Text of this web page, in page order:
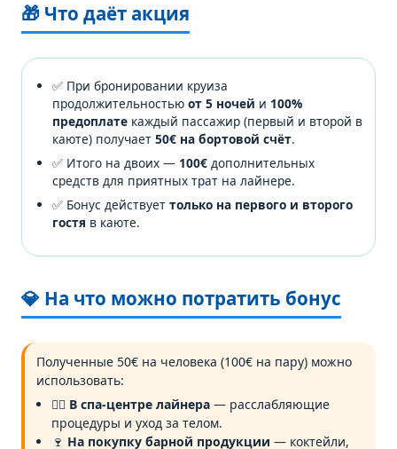
🎁 Что даёт акция
✅ При бронировании круиза
продолжительностью от 5 ночей и 100%
предоплатекаждый пассажир (первый и второй в
каюте) получает 50€ на бортовой счёт.
✅ Итого на двоих — 100€дополнительных
средств для приятных трат на лайнере.
✅ Бонус действует только на первого и второго
гостя в каюте.
💎 На что можно потратить бонус
Полученные 50€ на человека (100€ на пару) можно
использовать:
💆‍♀️ В спа-центре лайнера— расслабляющие
процедуры и уход за телом.
🍷 На покупку барной продукции — коктейли,